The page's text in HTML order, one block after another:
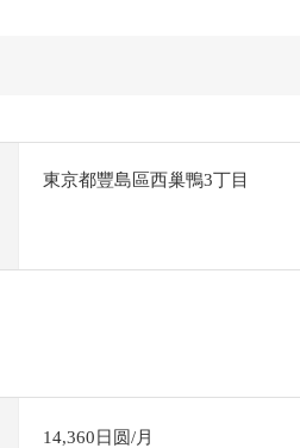
東京都豐島區西巢鴨3丁目
14,360日圆/月